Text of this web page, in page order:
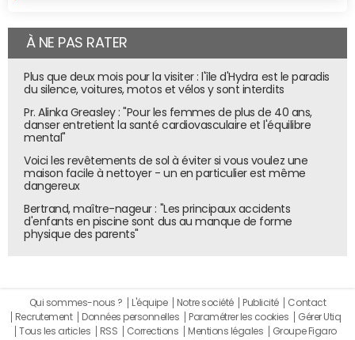
À NE PAS RATER
Plus que deux mois pour la visiter : l'île d'Hydra est le paradis
du silence, voitures, motos et vélos y sont interdits
Pr. Alinka Greasley : "Pour les femmes de plus de 40 ans,
danser entretient la santé cardiovasculaire et l'équilibre
mental"
Voici les revêtements de sol à éviter si vous voulez une
maison facile à nettoyer - un en particulier est même
dangereux
Bertrand, maître-nageur : "Les principaux accidents
d'enfants en piscine sont dus au manque de forme
physique des parents"
Qui sommes-nous ? L'équipe Notre société Publicité
Contact
Recrutement
Données personnelles Paramétrer les cookies
Gérer Utiq
Tous les articles
RSS Corrections Mentions légales Groupe Figaro